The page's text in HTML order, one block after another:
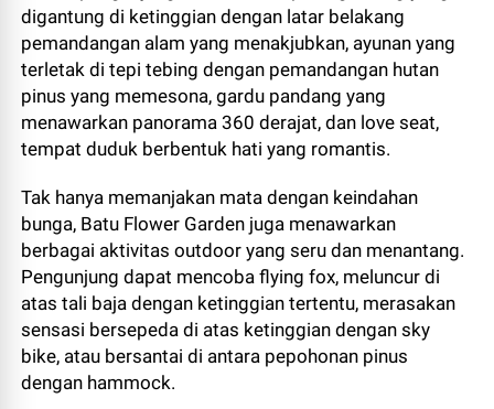
digantung di ketinggian dengan latar belakang
pemandangan alam yang menakjubkan, ayunan yang
terletak di tepi tebing dengan pemandangan hutan
pinus yang memesona, gardu pandang yang
menawarkan panorama 360 derajat, dan love seat,
tempat duduk berbentuk hati yang romantis.
Tak hanya memanjakan mata dengan keindahan
bunga, Batu Flower Garden juga menawarkan
berbagai aktivitas outdoor yang seru dan menantang.
Pengunjung dapat mencoba flying fox, meluncur di
atas tali baja dengan ketinggian tertentu, merasakan
sensasi bersepeda di atas ketinggian dengan sky
bike, atau bersantai di antara pepohonan pinus
dengan hammock.